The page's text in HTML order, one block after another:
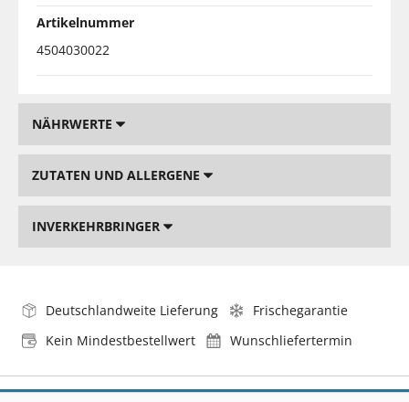
Artikelnummer
4504030022
NÄHRWERTE
ZUTATEN UND ALLERGENE
INVERKEHRBRINGER
Deutschlandweite Lieferung
Frischegarantie
Kein Mindestbestellwert
Wunschliefertermin